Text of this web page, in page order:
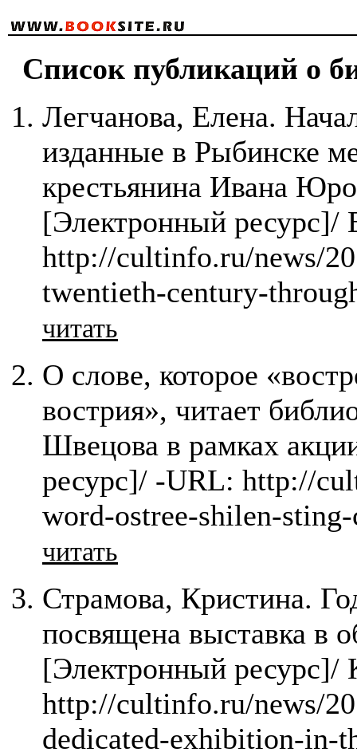
Список публикаций о
Легчанова, Елена.
изданные в Рыбинске
крестьянина Ивана
[Электронный ресурс]/
http://cultinfo.ru/news/
twentieth-century-
читать
О слове, которое
вострия», читает
Швецова в рамках
ресурс]/ -URL: http://
word-ostree-shilen-
читать
Страмова, Кристина.
посвящена выставка в
[Электронный ресурс]/
http://cultinfo.ru/news/
dedicated-exhibition-in-